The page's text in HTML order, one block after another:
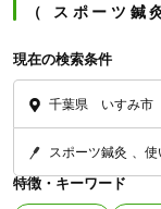
スポーツ鍼
現在の検索条件
千葉県 いすみ市
スポーツ鍼灸 使
特徴・キーワード
「健康に